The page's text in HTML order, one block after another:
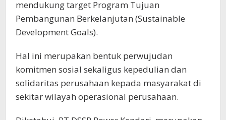
mendukung target Program Tujuan
Pembangunan Berkelanjutan (Sustainable
Development Goals).
Hal ini merupakan bentuk perwujudan
komitmen sosial sekaligus kepedulian dan
solidaritas perusahaan kepada masyarakat di
sekitar wilayah operasional perusahaan.